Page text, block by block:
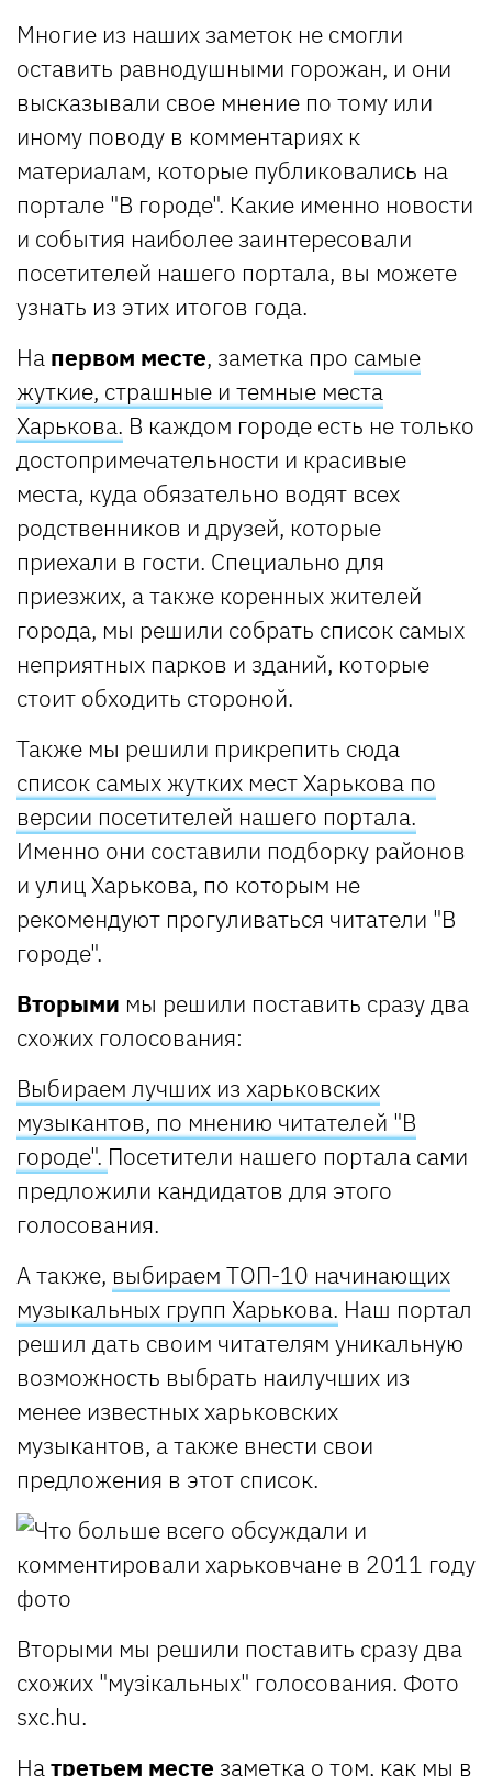
Многие из наших заметок не смогли
оставить равнодушными горожан, и они
высказывали свое мнение по тому или
иному поводу в комментариях к
материалам, которые публиковались на
портале "В городе". Какие именно новости
и события наиболее заинтересовали
посетителей нашего портала, вы можете
узнать из этих итогов года.
На первом месте, заметка про самые
жуткие, страшные и темные места
Харькова. В каждом городе есть не только
достопримечательности и красивые
места, куда обязательно водят всех
родственников и друзей, которые
приехали в гости. Специально для
приезжих, а также коренных жителей
города, мы решили собрать список самых
неприятных парков и зданий, которые
стоит обходить стороной.
Также мы решили прикрепить сюда
список самых жутких мест Харькова по
версии посетителей нашего портала.
Именно они составили подборку районов
и улиц Харькова, по которым не
рекомендуют прогуливаться читатели "В
городе".
Вторыми мы решили поставить сразу два
схожих голосования:
Выбираем лучших из харьковских
музыкантов, по мнению читателей "В
городе". Посетители нашего портала сами
предложили кандидатов для этого
голосования.
А также, выбираем ТОП-10 начинающих
музыкальных групп Харькова. Наш портал
решил дать своим читателям уникальную
возможность выбрать наилучших из
менее известных харьковских
музыкантов, а также внести свои
предложения в этот список.
Вторыми мы решили поставить сразу два
схожих "музікальных" голосования. Фото
sxc.hu.
Натретьем месте заметка о том, как мы в